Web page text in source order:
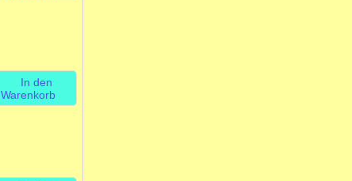
In den
Warenkorb